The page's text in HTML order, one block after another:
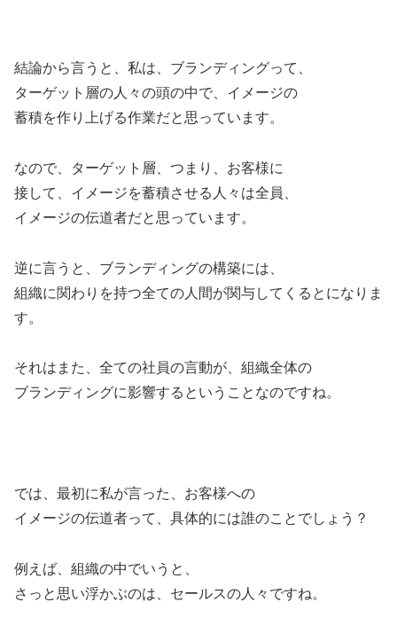
結論から言うと、私は、ブランディングって、
ターゲット層の人々の頭の中で、イメージの
蓄積を作り上げる作業だと思っています。
なので、ターゲット層、つまり、お客様に
接して、イメージを蓄積させる人々は全員、
イメージの伝道者だと思っています。
逆に言うと、ブランディングの構築には、
組織に関わりを持つ全ての人間が関与してくるとになりま
す。
それはまた、全ての社員の言動が、組織全体の
ブランディングに影響するということなのですね。
では、最初に私が言った、お客様への
イメージの伝道者って、具体的には誰のことでしょう？
例えば、組織の中でいうと、
さっと思い浮かぶのは、セールスの人々ですね。